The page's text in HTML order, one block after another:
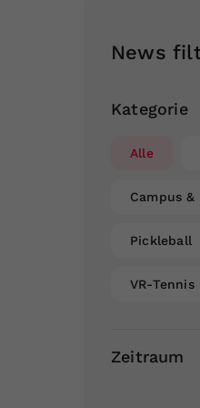
News
Kategorie
Alle
Campus
Pickleball
VR-Tennis
Zeitraum